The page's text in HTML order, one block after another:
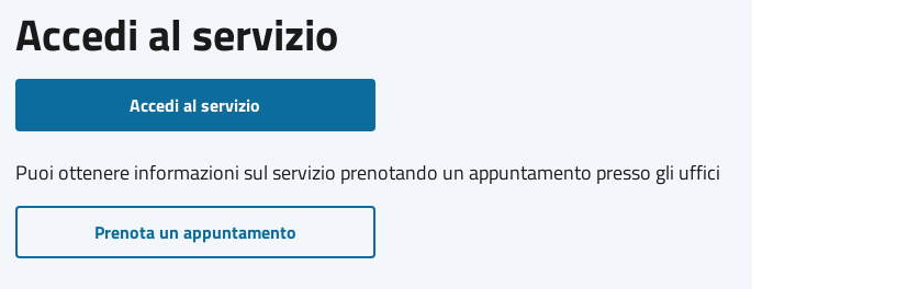
Accedi al servizio
Accedi al servizio
Puoi ottenere informazioni sul servizio prenotando un appuntamento presso gli uffici
Prenota un appuntamento